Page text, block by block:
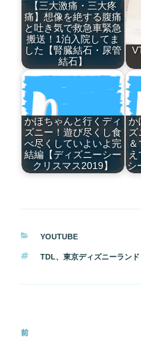
【三大激痛・三大疼
痛】想像を絶する腹痛
と吐き気で救急車緊急
搬送！1泊入院してま
した【腎臓結石・尿管
結石】
かほちゃんと行くディ
ズニー！遊び尽くし食
べ尽くしていよいよ完
結編【ディズニーシー
クリスマス2019】
か
ズ
シ
カ
ゴ
ー
YOUTUBE
タ
TDL、 東京ディズニーランド
投
前
前